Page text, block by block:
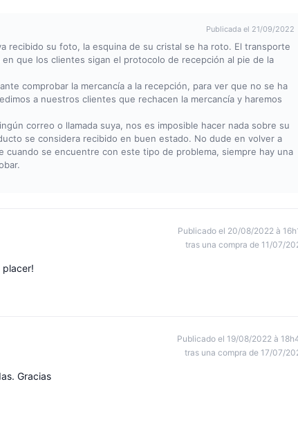
Publicada el 21/09/2022
recibido su foto, la esquina de su cristal se ha roto. El transporte
que los clientes sigan el protocolo de recepción al pie de la
comprobar la mercancía a la recepción, para ver que no se ha
a nuestros clientes que rechacen la mercancía y haremos
correo o llamada suya, nos es imposible hacer nada sobre su
se considera recibido en buen estado. No dude en volver a
se encuentre con este tipo de problema, siempre hay una
Publicado el 20/08/2022 à
tras una compra de 11/07/
placer!
Publicado el 19/08/2022 à
tras una compra de 17/07/
Gracias